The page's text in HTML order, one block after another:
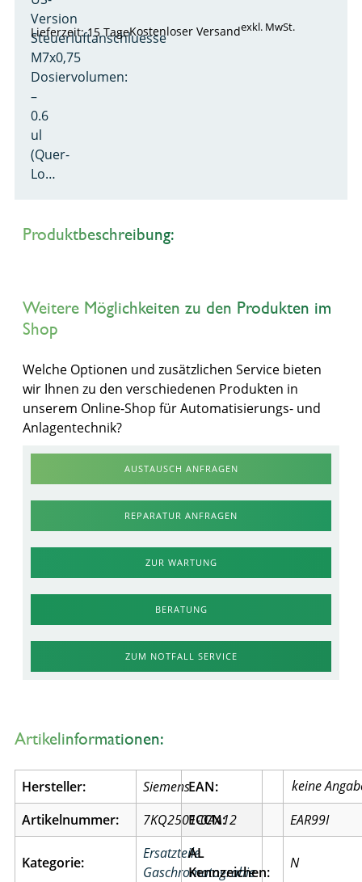
Version
Steuerluftanschluesse
M7x0,75
Dosiervolumen:
–
0.6
ul
(Quer-
Lo…
Lieferzeit: 15 TageKostenloser Versandexkl. MwSt.
Produktbeschreibung:
Weitere Möglichkeiten zu den Produkten im
Shop
Welche Optionen und zusätzlichen Service bieten
wir Ihnen zu den verschiedenen Produkten in
unserem Online-Shop für Automatisierungs- und
Anlagentechnik?
AUSTAUSCH ANFRAGEN
REPARATUR ANFRAGEN
ZUR WARTUNG
BERATUNG
ZUM NOTFALL SERVICE
Artikelinformationen:
Hersteller:
Siemens
Artikelnummer:
7KQ2501-0AA12
Kategorie:
Ersatzteile
Gaschromatograhie
EAN:
ECCN:
EAR99I
AL
Kennzeichen:
N